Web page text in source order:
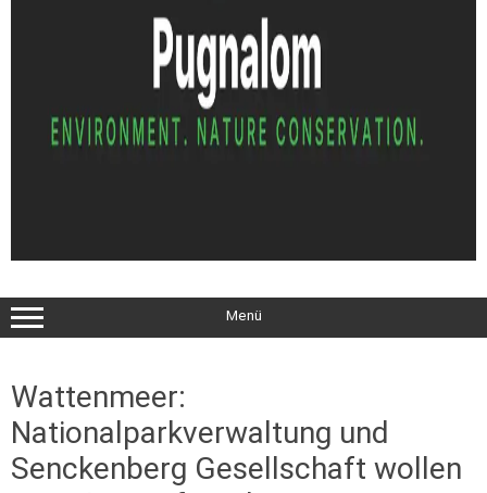
Menü
Wattenmeer:
Nationalparkverwaltung und
Senckenberg Gesellschaft wollen